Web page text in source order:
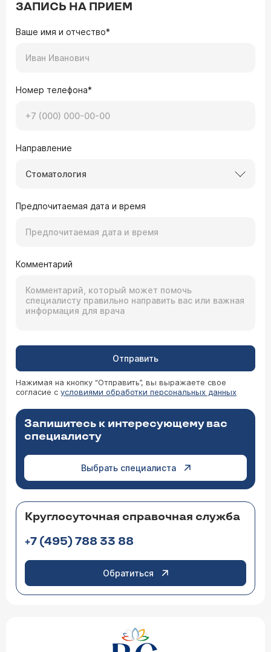
ЗАПИСЬ НА ПРИЕМ
Ваше имя и отчество*
Номер телефона*
Направление
Стоматология
Предпочитаемая дата и время
Комментарий
Отправить
Нажимая на кнопку “Отправить”, вы выражаете свое
согласие с условиями обработки персональных данных
Запишитесь к интересующему вас
специалисту
Выбрать специалиста
Круглосуточная справочная служба
+7 (495) 788 33 88
Обратиться